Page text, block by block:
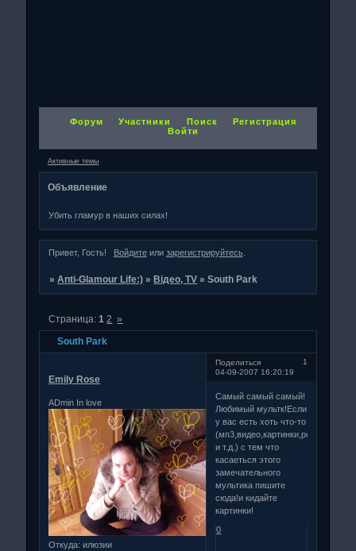
Форум Участники Поиск
Регистрация
Войти
Активные темы
Объявление
Убить гламур в наших силах!
Привет, Гость! Войдитеили зарегистрируйтесь.
»Anti-Glamour Life:) »Відео, TV »South Park
South Park
Страница:1 2 »
Поделиться
1
04-09-2007 16:20:19
Emily Rose
ADmin In love
Откуда: илюзии
Самый самый самый!
Любимый мультк!Если
у вас есть хоть что-то
(мп3,видео,картинки,релизы
и т.д.) с тем что
касаеться этого
замечательного
мультика пишите
сюда!и кидайте
картинки!
0